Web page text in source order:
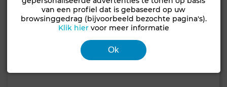
van een profiel dat is gebaseerd op uw
browsinggedrag (bijvoorbeeld bezochte pagina's).
Klik hiervoor meer informatie
Ok